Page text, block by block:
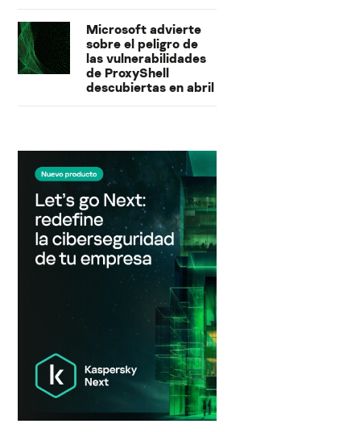
Microsoft advierte
sobre el peligro de
las vulnerabilidades
de ProxyShell
descubiertas en abril